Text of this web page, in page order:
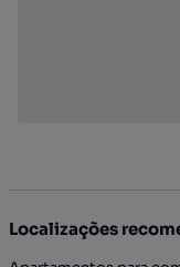
Localizações